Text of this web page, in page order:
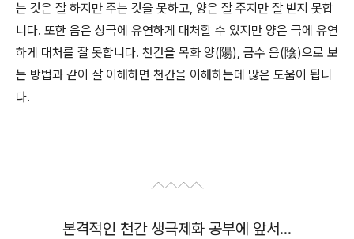
는 것은 잘 하지만 주는 것을 못하고, 양은 잘 주지만 잘 받지 못합
니다. 또한 음은 상극에 유연하게 대처할 수 있지만 양은 극에 유연
하게 대처를 잘 못합니다. 천간을 목화 양(陽), 금수 음(陰)으로 보
는 방법과 같이 잘 이해하면 천간을 이해하는데 많은 도움이 됩니
다.
본격적인 천간 생극제화 공부에 앞서...